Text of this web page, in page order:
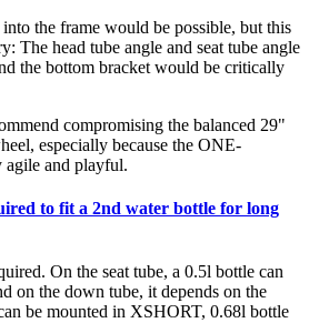
the frame would be possible, but this
The head tube angle and seat tube angle
the bottom bracket would be critically
compromising the balanced 29"
especially because the ONE-
and playful.
to fit a 2nd water bottle for long
On the seat tube, a 0.5l bottle can
on the down tube, it depends on the
be mounted in XSHORT, 0.68l bottle